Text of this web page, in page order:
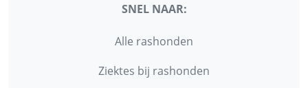
SNEL NAAR:
Alle rashonden
Ziektes bij rashonden